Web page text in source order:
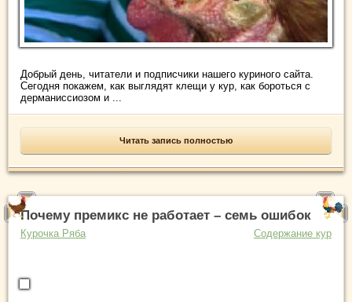
Добрый день, читатели и подписчики нашего куриного сайта.
Сегодня покажем, как выглядят клещи у кур, как бороться с
дерманиссиозом и ...
Читать запись полностью
Почему премикс не работает – семь ошибок
Курочка Ряба Содержание кур